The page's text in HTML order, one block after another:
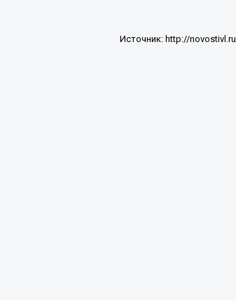
Источник: http://novostivl.ru